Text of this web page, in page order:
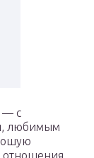
— с
любимым